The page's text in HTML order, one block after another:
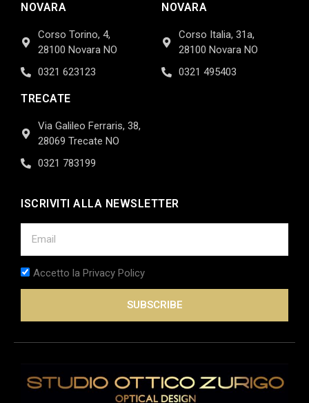
NOVARA
Corso Torino, 4,
28100 Novara NO
0321 623123
NOVARA
Corso Italia, 31a,
28100 Novara NO
0321 495403
TRECATE
Via Galileo Ferraris, 38,
28069 Trecate NO
0321 783199
ISCRIVITI ALLA NEWSLETTER
Accetto la Privacy Policy
SUBSCRIBE